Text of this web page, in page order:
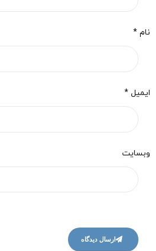
نام *
ایمیل *
وبسایت
ارسال دیدگاه